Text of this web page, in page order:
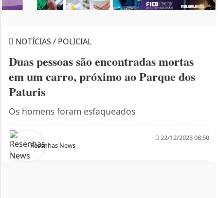
NOTÍCIAS / POLICIAL
Duas pessoas são encontradas mortas
em um carro, próximo ao Parque dos
Paturis
Os homens foram esfaqueados
Resenhas News
22/12/2023 08:50